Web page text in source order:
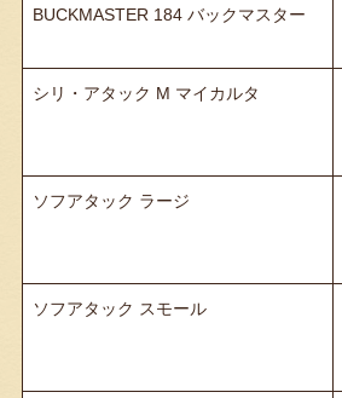
BUCKMASTER 184 バックマスター
シリ・アタック M マイカルタ
ソフアタック ラージ
ソフアタック スモール